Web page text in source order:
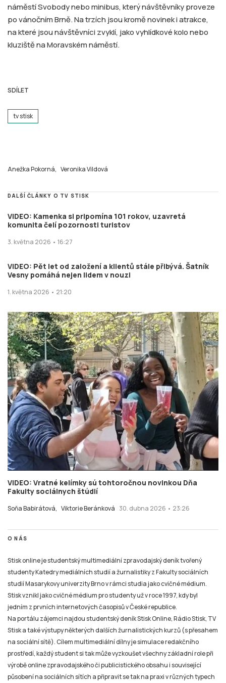
náměstí Svobody nebo minibus, který návštěvníky proveze
po vánočním Brně. Na trzích jsou kromě novinek i atrakce,
na které jsou návštěvníci zvyklí, jako vyhlídkové kolo nebo
kluziště na Moravském náměstí.
SDÍLET
tv stisk
Anežka Pokorná, Veronika Vildová
DALŠÍ ČLÁNKY O TV STISK
VIDEO: Kamenka si pripomína 101 rokov, uzavretá
komunita čelí pozornosti turistov
3. května 2026 • 16:27
VIDEO: Pět let od založení a klientů stále přibývá. Šatník
Vesny pomáhá nejen lidem v nouzi
1. května 2026 • 21:20
VIDEO: Vratné kelímky sú tohtoročnou novinkou Dňa
Fakulty sociálnych štúdií
Soňa Babirátová, Viktorie Beránková 30. dubna 2026 • 23:26
O NÁS
Stisk online je studentský multimediální zpravodajský deník tvořený
studenty Katedry mediálních studií a žurnalistiky z Fakulty sociálních
studií Masarykovy univerzity Brno v rámci studia jako cvičné médium.
Stisk vznikl jako cvičné médium pro studenty už v roce 1997, kdy byl
jedním z prvních internetových časopisů v České republice.
Na portálu zájemci najdou studentský deník Stisk Online, Rádio Stisk, TV
Stisk a také výstupy některých dalších žurnalistických kurzů (s přesahem
na sociální sítě). Cílem multimediální dílny je simulace redakčního
prostředí, každý student si tak může vyzkoušet všechny základní role při
výrobě online zpravodajského či publicistického obsahu i související
působení na sociálních sítích a připravit se tak na praxi v různých typech